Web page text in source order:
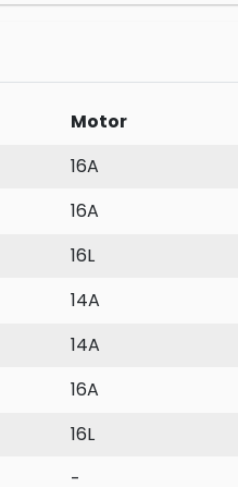
Motor
16A
16A
16L
14A
14A
16A
16L
-